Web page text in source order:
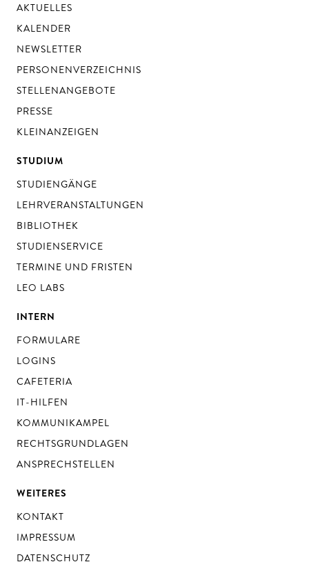
AKTUELLES
KALENDER
NEWSLETTER
PERSONENVERZEICHNIS
STELLENANGEBOTE
PRESSE
KLEINANZEIGEN
STUDIUM
STUDIENGÄNGE
LEHRVERANSTALTUNGEN
BIBLIOTHEK
STUDIENSERVICE
TERMINE UND FRISTEN
LEO LABS
INTERN
FORMULARE
LOGINS
CAFETERIA
IT-HILFEN
KOMMUNIKAMPEL
RECHTSGRUNDLAGEN
ANSPRECHSTELLEN
WEITERES
KONTAKT
IMPRESSUM
DATENSCHUTZ